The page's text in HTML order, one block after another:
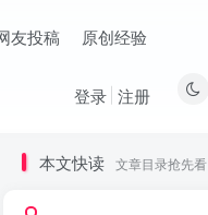
友投稿 原创经验
登录 注册
本文快读 文章目录抢先看